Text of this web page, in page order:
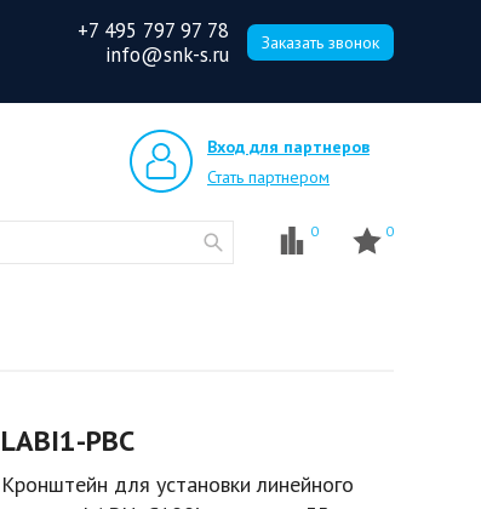
+7 495 797 97 78
info@snk-s.ru
Заказать звонок
Вход для партнеров
Стать партнером
0 0
LABI1-PBC
Кронштейн для установки линейного